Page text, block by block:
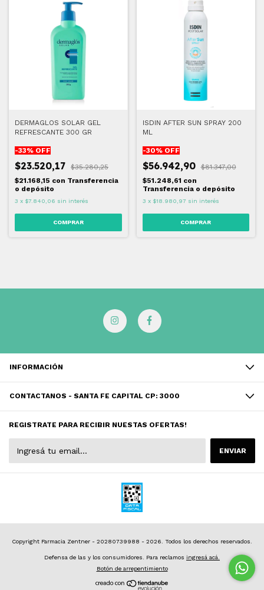
DERMAGLOS SOLAR GEL
REFRESCANTE 300 GR
-33% OFF
$23.520,17
$35.280,25
$21.168,15 con Transferencia
o depósito
3 x $7.840,06 sin interés
ISDIN AFTER SUN SPRAY 200
ML
-30% OFF
$56.942,90
$81.347,00
$51.248,61 con
Transferencia o depósito
3 x $18.980,97 sin interés
INFORMACIÓN
CONTACTANOS - SANTA FE CAPITAL CP: 3000
REGISTRATE PARA RECIBIR NUESTAS OFERTAS!
Copyright Farmacia Zentner - 20280739988 - 2026. Todos los derechos reservados.
Defensa de las y los consumidores. Para reclamos ingresá acá.
Botón de arrepentimiento